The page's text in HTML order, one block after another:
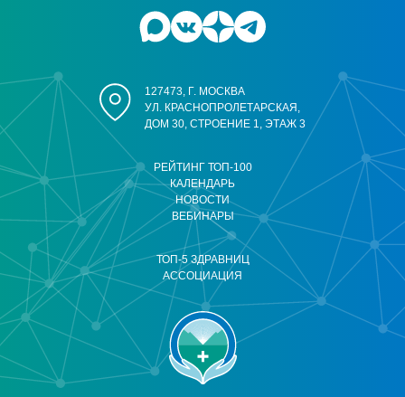
РЕЙТИНГ ТОП-100
КАЛЕНДАРЬ
НОВОСТИ
ВЕБИНАРЫ
ТОП-5 ЗДРАВНИЦ
АССОЦИАЦИЯ
127473, Г. МОСКВА
УЛ. КРАСНОПРОЛЕТАРСКАЯ,
ДОМ 30, СТРОЕНИЕ 1, ЭТАЖ 3